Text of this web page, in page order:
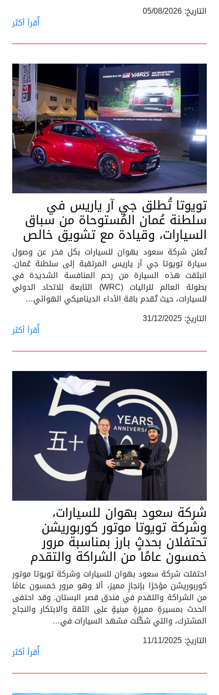
التاريخ: 05/08/2026
أٌقرأ أكثر
تويوتا تُطلق جي آر ياريس في
سلطنة عُمان المُستوحاة من سباق
السيارات، وقيادة مع تشويق خالص
تُعلن شركة سعود بهوان للسيارات بكل فخر عن وصول
سيارة تويوتا جي آر ياريس المرتقبة إلى سلطنة عُمان.
انبثقت هذه السيارة من رحم المنافسة الشديدة في
بطولة العالم للراليات (WRC) التابعة للاتحاد الدولي
للسيارات، حيث تُقدم باقة الأداء الديناميكي الهوائي…
التاريخ: 31/12/2025
أٌقرأ أكثر
شركة سعود بهوان للسيارات،
وشركة تويوتا موتور كوربوريشن
تحتفلان بحدثٍ بارز بمناسبة مرور
خمسون عامًا من الشراكة والتقدم
احتفلت شركة سعود بهوان للسيارات وشركة تويوتا موتور
كوربوريشن مؤخرًا بإنجازٍ مميز، ألا وهو مرور خمسون عامًا
من الشراكة والتقدم في فندق قصر البستان. وقد احتفى
الحدث بمسيرةٍ مميزةٍ مبنيةٍ على الثقة والابتكار والنجاح
المشترك، والتي شكّلت مشهد السيارات في…
التاريخ: 11/11/2025
أٌقرأ أكثر